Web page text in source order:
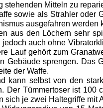
stehenden Mitteln zu
sowie als Strahler oder
ausgefahren werden
aus den Löchern sehr
auch ohne
Lauf gehört zum
sprengen. Das
der Waffe.
kann selbst von den
Tümmertoser ist 100
je zwei Haltegriffe mit